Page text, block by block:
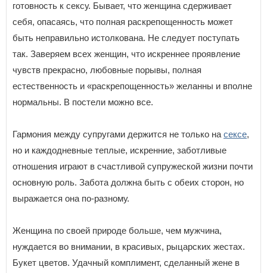
готовность к сексу. Бывает, что женщина сдерживает
себя, опасаясь, что полная раскрепощенность может
быть неправильно истолкована. Не следует поступать
так. Заверяем всех женщин, что искреннее проявление
чувств прекрасно, любовные порывы, полная
естественность и «раскрепощенность» желанны и вполне
нормальны. В постели можно все.
Гармония между супругами держится не только на сексе,
но и каждодневные теплые, искренние, заботливые
отношения играют в счастливой супружеской жизни почти
основную роль. Забота должна быть с обеих сторон, но
выражается она по-разному.
Женщина по своей природе больше, чем мужчина,
нуждается во внимании, в красивых, рыцарских жестах.
Букет цветов. Удачный комплимент, сделанный жене в